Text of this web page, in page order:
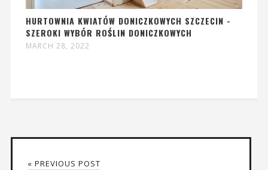
HURTOWNIA KWIATÓW DONICZKOWYCH SZCZECIN -
SZEROKI WYBÓR ROŚLIN DONICZKOWYCH
MARCH 28, 2022
« PREVIOUS POST